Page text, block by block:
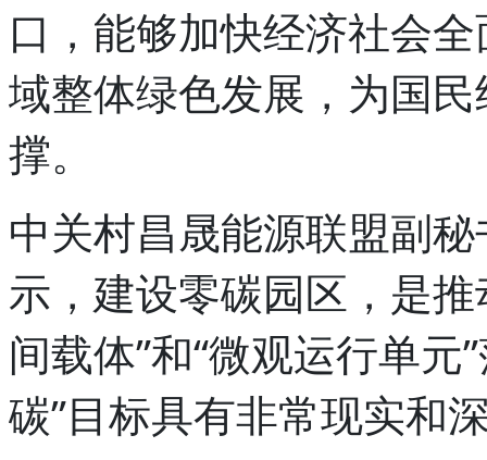
口，能够加快经济社会
域整体绿色发展，为国
撑。
中关村昌晟能源联盟副
示，建设零碳园区，是
间载体”和“微观运行单
碳”目标具有非常现实和